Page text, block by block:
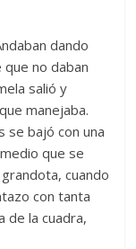
dando
no daban
salió y
manejaba.
se bajó con una
que se
cuando
con tanta
de la cuadra,